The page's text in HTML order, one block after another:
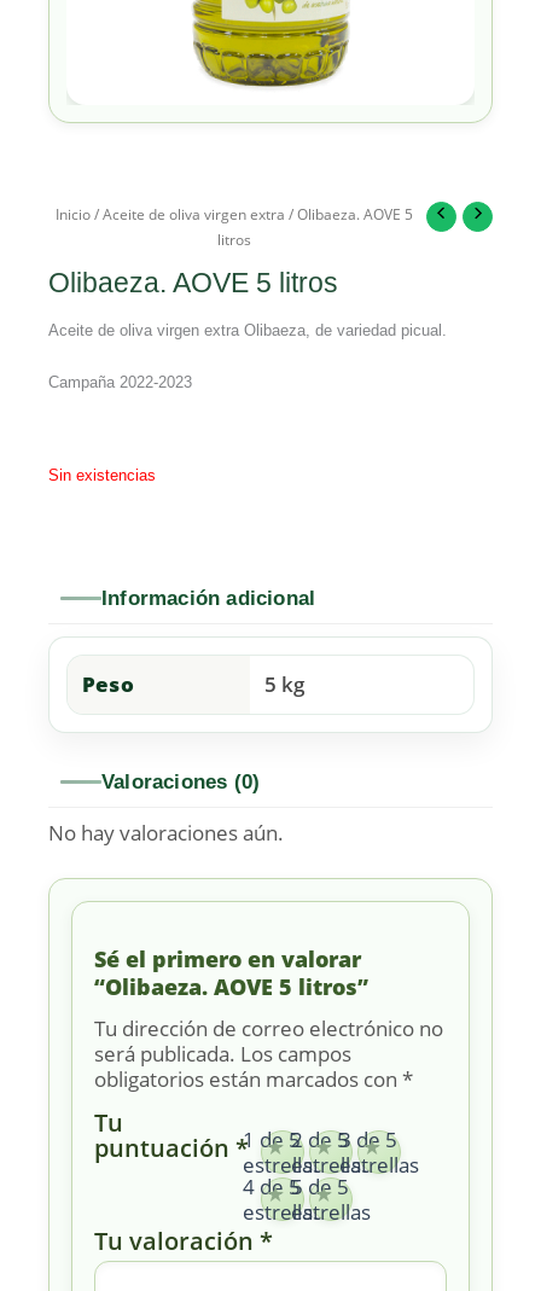
Inicio/Aceite de oliva virgen extra / Olibaeza. AOVE 5
litros
Olibaeza. AOVE 5 litros
Aceite de oliva virgen extra Olibaeza, de variedad picual.
Campaña 2022-2023
Sin existencias
Información adicional
Peso 5 kg
Valoraciones (0)
No hay valoraciones aún.
Sé el primero en valorar
“Olibaeza. AOVE 5 litros”
Tu dirección de correo electrónico no
será publicada. Los campos
obligatorios están marcados con *
Tu
puntuación *1 de 5
estrellas
2 de 5
estrellas
3 de 5
estrellas
4 de 5
estrellas
5 de 5
estrellas
Tu valoración *